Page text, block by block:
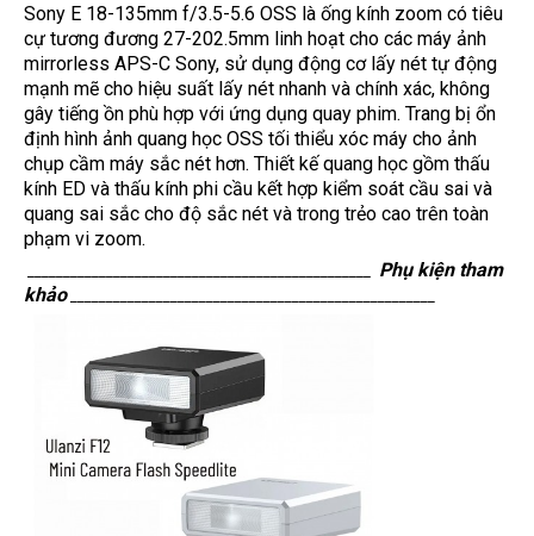
Sony E 18-135mm f/3.5-5.6 OSS là ống kính zoom có tiêu
cự tương đương 27-202.5mm linh hoạt cho các máy ảnh
mirrorless APS-C Sony, sử dụng động cơ lấy nét tự động
mạnh mẽ cho hiệu suất lấy nét nhanh và chính xác, không
gây tiếng ồn phù hợp với ứng dụng quay phim. Trang bị ổn
định hình ảnh quang học OSS tối thiểu xóc máy cho ảnh
chụp cầm máy sắc nét hơn. Thiết kế quang học gồm thấu
kính ED và thấu kính phi cầu kết hợp kiểm soát cầu sai và
quang sai sắc cho độ sắc nét và trong trẻo cao trên toàn
phạm vi zoom.
Phụ kiện tham
khảo